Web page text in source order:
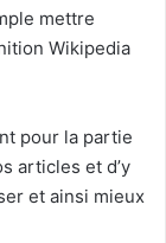
mettre
Wikipedia
pour la partie
articles et d’y
et ainsi mieux